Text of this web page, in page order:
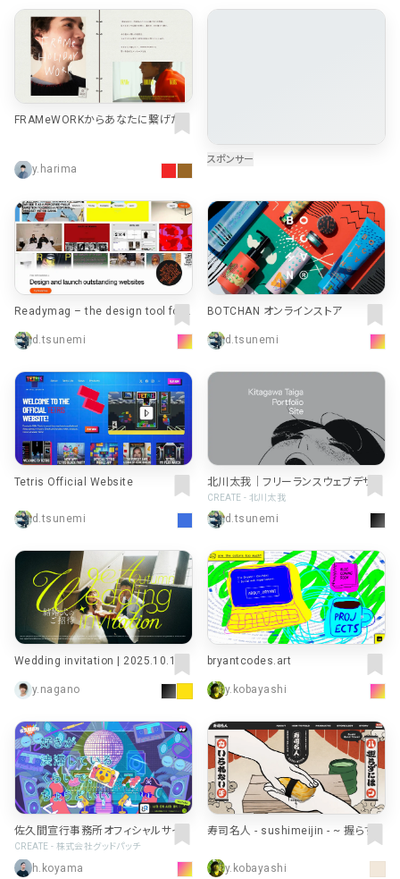
FRAMeWORKからあなたに繋げた
い、想いを込めたメッセージ｜FRAM
RE y.harima
Readymag – the design tool for
d.tsunemi
BOTCHAN オンラインストア
d.tsunemi
Tetris Official Website
d.tsunemi
北川太我｜フリーランスウェブデザイ
ナー
CREATE - 北川太我
d.tsunemi
Wedding invitation | 2025.10.12
y.nagano
bryantcodes.art
y.kobayashi
佐久間宣行事務所オフィシャルサイト
CREATE - 株式会社グッドパッチ
h.koyama
寿司名人 - sushimeijin - ~ 握らずに
y.kobayashi